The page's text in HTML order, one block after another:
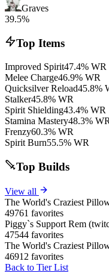
Graves
39.5%
Top Items
Improved Spirit47.4% WR
Melee Charge46.9% WR
Quicksilver Reload45.8%
Stalker45.8% WR
Spirit Shielding43.4% WR
Stamina Mastery48.3% WR
Frenzy60.3% WR
Spirit Burn55.5% WR
Top Builds
View all
The World's Craziest
49761 favorites
Piggy`s Support Rem
47544 favorites
The World's Craziest
46912 favorites
Back to Tier List